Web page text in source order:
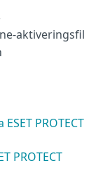
aktiveringsfil
PROTECT
PROTECT